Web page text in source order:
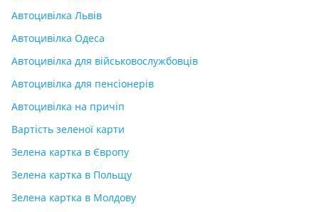
Автоцивілка Львів
Автоцивілка Одеса
Автоцивілка для військовослужбовців
Автоцивілка для пенсіонерів
Автоцивілка на причіп
Вартість зеленої карти
Зелена картка в Європу
Зелена картка в Польщу
Зелена картка в Молдову